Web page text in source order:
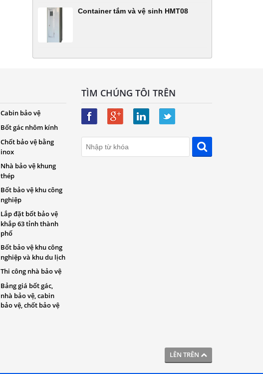
Container tắm và vệ sinh HMT08
LÊN TRÊN
Cabin bảo vệ
Bốt gác nhôm kính
Chốt bảo vệ bằng
inox
Nhà bảo vệ khung
thép
Bốt bảo vệ khu công
nghiệp
Lắp đặt bốt bảo vệ
khắp 63 tỉnh thành
phố
Bốt bảo vệ khu công
nghiệp và khu du lịch
Thi công nhà bảo vệ
Bảng giá bốt gác,
nhà bảo vệ, cabin
bảo vệ, chốt bảo vệ
TÌM CHÚNG TÔI TRÊN